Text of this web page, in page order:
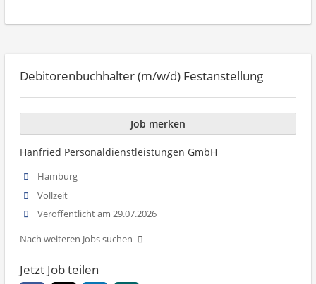
Debitorenbuchhalter (m/w/d) Festanstellung
Job merken
Hanfried Personaldienstleistungen GmbH
Hamburg
Vollzeit
Veröffentlicht am 29.07.2026
Nach weiteren Jobs suchen
Jetzt Job teilen